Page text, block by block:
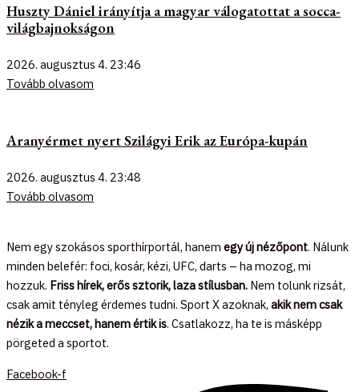
Huszty Dániel irányítja a magyar válogatottat a socca-
világbajnokságon
2026. augusztus 4. 23:46
Tovább olvasom
Aranyérmet nyert Szilágyi Erik az Európa-kupán
2026. augusztus 4. 23:48
Tovább olvasom
Nem egy szokásos sporthírportál, hanem egy új nézőpont. Nálunk
minden belefér: foci, kosár, kézi, UFC, darts – ha mozog, mi
hozzuk. Friss hírek, erős sztorik, laza stílusban. Nem tolunk rizsát,
csak amit tényleg érdemes tudni. Sport X azoknak, akik nem csak
nézik a meccset, hanem értik is. Csatlakozz, ha te is másképp
pörgeted a sportot.
Facebook-f